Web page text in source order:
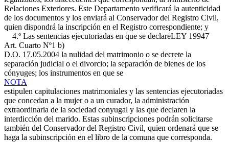
Relaciones Exteriores. Este Departamento verificará la autenticidad
de los documentos y los enviará al Conservador del Registro Civil,
quien dispondrá la inscripción en el Registro correspondiente; y
4.º Las sentencias ejecutoriadas en que se declareLEY 19947
Art. Cuarto Nº1 b)
D.O. 17.05.2004 la nulidad del matrimonio o se decrete la
separación judicial o el divorcio; la separación de bienes de los
cónyuges; los instrumentos en que se
NOTA
estipulen capitulaciones matrimoniales y las sentencias ejecutoriadas
que concedan a la mujer o a un curador, la administración
extraordinaria de la sociedad conyugal y las que declaren la
interdicción del marido. Estas subinscripciones podrán solicitarse
también del Conservador del Registro Civil, quien ordenará que se
haga la subinscripción en el libro de la comuna que corresponda.